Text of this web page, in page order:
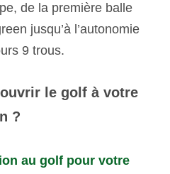
de la première balle
jusqu’à l’autonomie
9 trous.
le golf à votre
?
au golf pour votre